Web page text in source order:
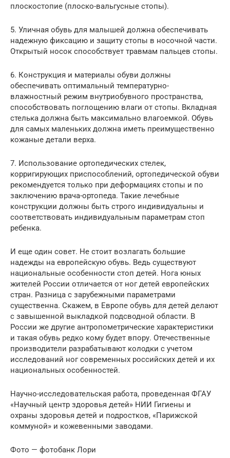
плоскостопие (плоско-вальгусные стопы).
5. Уличная обувь для малышей должна обеспечивать
надежную фиксацию и защиту стопы в носочной части.
Открытый носок способствует травмам пальцев стопы.
6. Конструкция и материалы обуви должны
обеспечивать оптимальный температурно-
влажностный режим внутриобувного пространства,
способствовать поглощению влаги от стопы. Вкладная
стелька должна быть максимально влагоемкой. Обувь
для самых маленьких должна иметь преимущественно
кожаные детали верха.
7. Использование ортопедических стелек,
корригирующих приспособлений, ортопедической обуви
рекомендуется только при деформациях стопы и по
заключению врача-ортопеда. Такие лечебные
конструкции должны быть строго индивидуальны и
соответствовать индивидуальным параметрам стоп
ребенка.
И еще один совет. Не стоит возлагать большие
надежды на европейскую обувь. Ведь существуют
национальные особенности стоп детей. Нога юных
жителей России отличается от ног детей европейских
стран. Разница с зарубежными параметрами
существенна. Скажем, в Европе обувь для детей делают
с завышенной выкладкой подсводной области. В
России же другие антропометрические характеристики
и такая обувь редко кому будет впору. Отечественные
производители разрабатывают колодки с учетом
исследований ног современных российских детей и их
национальных особенностей.
Научно-исследовательская работа, проведенная ФГАУ
«Научный центр здоровья детей» НИИ Гигиены и
охраны здоровья детей и подростков, «Парижской
коммуной» и кожевенными заводами.
Фото — фотобанк Лори